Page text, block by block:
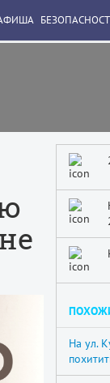
На ул.